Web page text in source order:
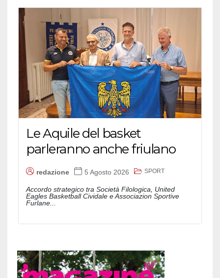
Le Aquile del basket
parleranno anche friulano
redazione 5 Agosto 2026 SPORT
Accordo strategico tra Società Filologica, United
Eagles Basketball Cividale e Associazion Sportive
Furlane...